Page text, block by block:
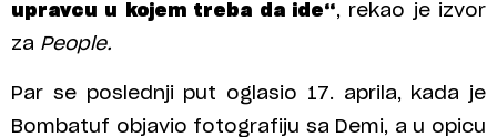
upravcu u kojem treba da ide“, rekao je izvor
za People.
Par se poslednji put oglasio 17. aprila, kada je
Bombatuf objavio fotografiju sa Demi, a u opicu